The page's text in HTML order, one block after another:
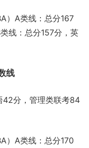
）A类线：总分167
线：总分157分，英
线
42分，管理类联考84
）A类线：总分170